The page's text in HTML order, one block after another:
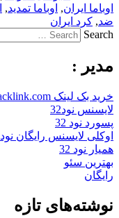
اوباما ایران, اوباما تمدید,
ضد, کرد ایران
Search
مدیر :
خرید بک لینک behtarinbacklink.com
لایسنس نود32
پسورد نود 32
اوکلی لایسنس رایگان نود 32
همیار نود 32
بهترین سئو
رایگان
نوشته‌های تازه